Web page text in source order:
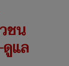
ชน
แล